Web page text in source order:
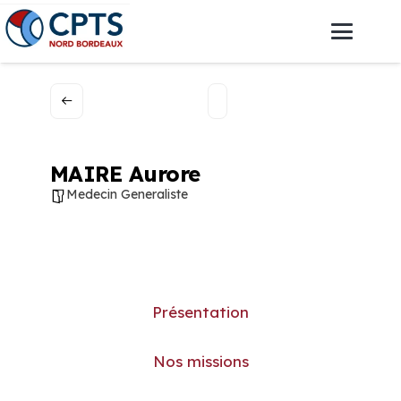
MAIRE Aurore
Medecin Generaliste
Présentation
Nos missions